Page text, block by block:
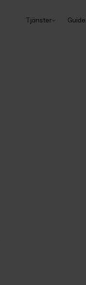
Tjänster